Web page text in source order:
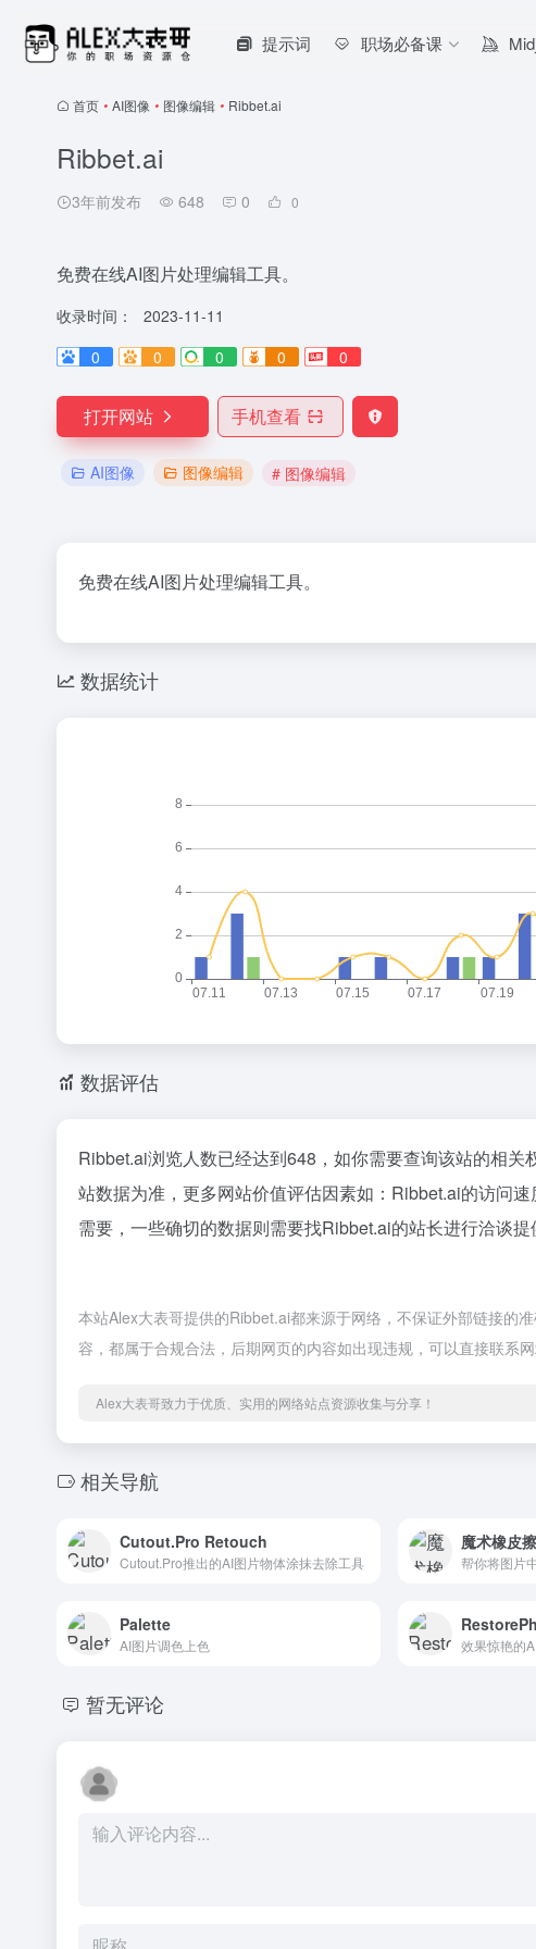
提示词 职场必备课
首页 • AI图像 • 图像编辑 • Ribbet.ai
Ribbet.ai
3年前发布 648 0 0
免费在线AI图片处理编辑工具。
收录时间：
2023-11-11
0
0 0 0 0
打开网站 手机查看
AI图像 图像编辑 # 图像编辑
免费在线AI图片处理编辑工具。
数据统计
数据评估
Ribbet.ai浏览人数已经达到648，如你需要查询该站的相关
站数据为准，更多网站价值评估因素如：Ribbet.ai的访问
需要，一些确切的数据则需要找Ribbet.ai的站长进行洽谈
本站Alex大表哥提供的Ribbet.ai都来源于网络，不保证外部链接的
容，都属于合规合法，后期网页的内容如出现违规，可以直接联系
Alex大表哥致力于优质、实用的网络站点资源收集与分享！
相关导航
Cutout.Pro Retouch
Cutout.Pro推出的AI图片物体涂抹去除工具
魔术橡皮擦
Palette
AI图片调色上色 效果惊艳的
暂无评论